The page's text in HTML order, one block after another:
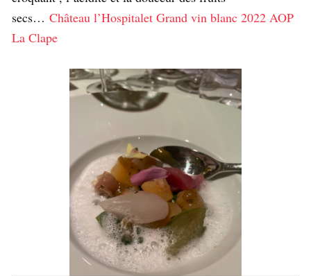
secs… Château l’Hospitalet Grand vin blanc 2022 AOP
La Clape